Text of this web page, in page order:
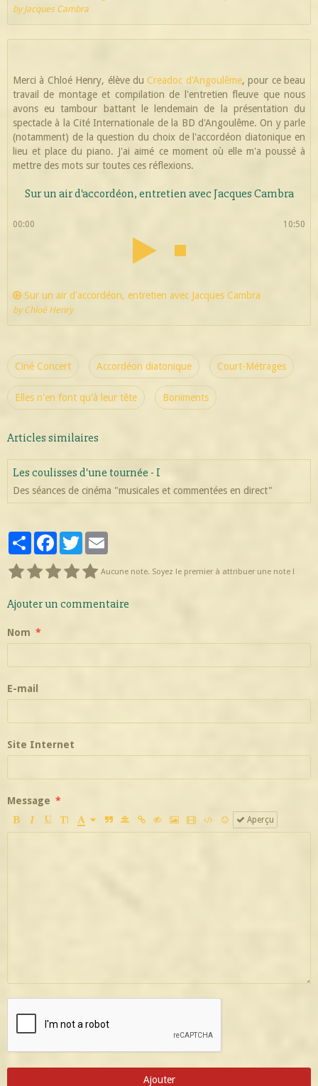
by Jacques Cambra
Merci à Chloé Henry, élève duCreadoc d'Angoulême, pour ce beau
travail de montage et compilation de l'entretien fleuve que nous
avons eu tambour battant le lendemain de la présentation du
spectacle à la Cité Internationale de la BD d'Angoulême. On y parle
(notamment) de la question du choix de l'accordéon diatonique en
lieu et place du piano. J'ai aimé ce moment où elle m'a poussé à
mettre des mots sur toutes ces réflexions.
Sur un air d'accordéon, entretien avec Jacques Cambra
00:00 10:50
Sur un air d'accordéon, entretien avec Jacques Cambra
by Chloé Henry
Ciné Concert Accordéon diatonique Court-Métrages
Elles n'en font qu'à leur tête Boniments
Articles similaires
Les coulisses d'une tournée - I
Des séances de cinéma "musicales et commentées en direct"
PartagerFacebookTwitter
Aucune note. Soyez le premier à attribuer une note !
Ajouter un commentaire
Nom
E-mail
Site Internet
Message
Aperçu
Ajouter